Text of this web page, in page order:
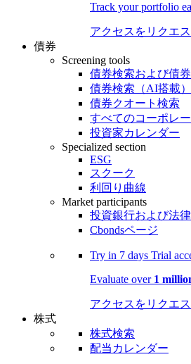
Track your portfolio
アクセスをリクエス
債券
Screening tools
債券検索および債
債券検索（AI搭載）
債券クオート検索
すべてのコーポレ
投資家カレンダー
Specialized section
ESG
スクーク
利回り曲線
Market participants
投資銀行および法
Cbondsページ
Try in 7 days Trial
Evaluate over 1
アクセスをリクエス
株式
株式検索
配当カレンダー